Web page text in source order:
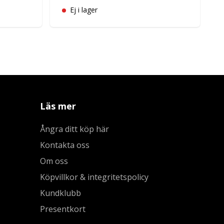
Ej i lager
Läs mer
Ångra ditt köp här
Kontakta oss
Om oss
Köpvillkor & integritetspolicy
Kundklubb
Presentkort